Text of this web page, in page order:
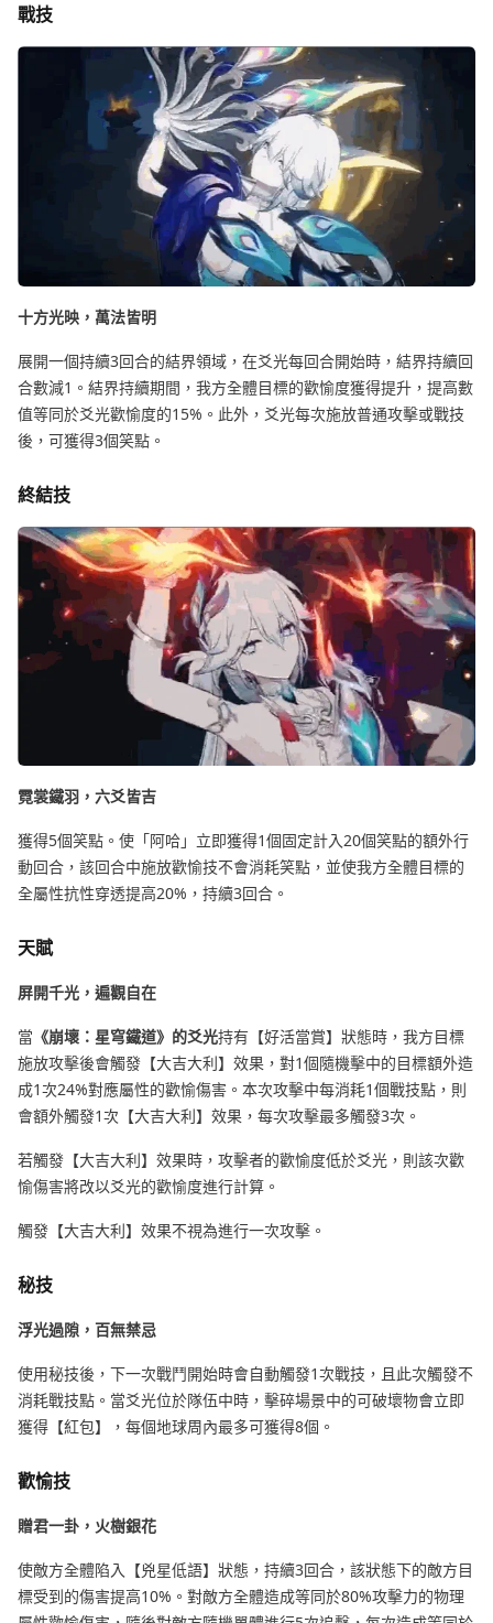
戰技
十方光映，萬法皆明
展開一個持續3回合的結界領域，在爻光每回合開始時，結界持續回
合數減1。結界持續期間，我方全體目標的歡愉度獲得提升，提高數
值等同於爻光歡愉度的15%。此外，爻光每次施放普通攻擊或戰技
後，可獲得3個笑點。
終結技
霓裳鐵羽，六爻皆吉
獲得5個笑點。使「阿哈」立即獲得1個固定計入20個笑點的額外行
動回合，該回合中施放歡愉技不會消耗笑點，並使我方全體目標的
全屬性抗性穿透提高20%，持續3回合。
天賦
屏開千光，遍觀自在
當 《崩壞：星穹鐵道》的爻光持有【好活當賞】狀態時，我方目標
施放攻擊後會觸發【大吉大利】效果，對1個隨機擊中的目標額外造
成1次24%對應屬性的歡愉傷害。本次攻擊中每消耗1個戰技點，則
會額外觸發1次【大吉大利】效果，每次攻擊最多觸發3次。
若觸發【大吉大利】效果時，攻擊者的歡愉度低於爻光，則該次歡
愉傷害將改以爻光的歡愉度進行計算。
觸發【大吉大利】效果不視為進行一次攻擊。
秘技
浮光過隙，百無禁忌
使用秘技後，下一次戰鬥開始時會自動觸發1次戰技，且此次觸發不
消耗戰技點。當爻光位於隊伍中時，擊碎場景中的可破壞物會立即
獲得【紅包】，每個地球周內最多可獲得8個。
歡愉技
贈君一卦，火樹銀花
使敵方全體陷入【兇星低語】狀態，持續3回合，該狀態下的敵方目
標受到的傷害提高10%。對敵方全體造成等同於80%攻擊力的物理